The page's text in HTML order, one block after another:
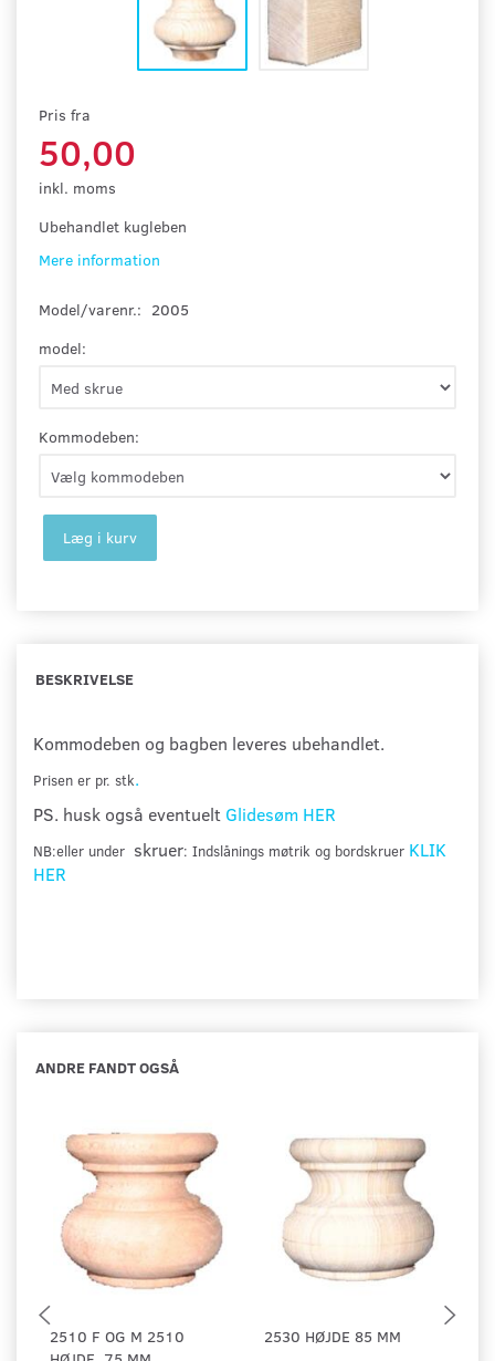
Pris fra
50,00
inkl. moms
Ubehandlet kugleben
Mere information
Model/varenr.: 2005
model:
Kommodeben:
Læg i kurv
BESKRIVELSE
Kommodeben og bagben leveres ubehandlet.
Prisen er pr. stk.
PS. husk også eventuelt Glidesøm HER
NB:eller under skruer: Indslånings møtrik og bordskruer KLIK
HER
ANDRE FANDT OGSÅ
2510 F OG M 2510
2530 HØJDE 85 MM